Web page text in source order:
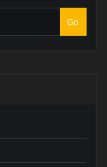
Go